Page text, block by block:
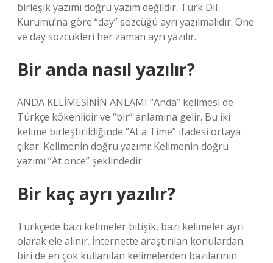
birleşik yazımı doğru yazım değildir. Türk Dil
Kurumu’na göre “day” sözcüğü ayrı yazılmalıdır. One
ve day sözcükleri her zaman ayrı yazılır.
Bir anda nasıl yazılır?
ANDA KELİMESİNİN ANLAMI “Anda” kelimesi de
Türkçe kökenlidir ve “bir” anlamına gelir. Bu iki
kelime birleştirildiğinde “At a Time” ifadesi ortaya
çıkar. Kelimenin doğru yazımı: Kelimenin doğru
yazımı “At once” şeklindedir.
Bir kaç ayrı yazılır?
Türkçede bazı kelimeler bitişik, bazı kelimeler ayrı
olarak ele alınır. İnternette araştırılan konulardan
biri de en çok kullanılan kelimelerden bazılarının